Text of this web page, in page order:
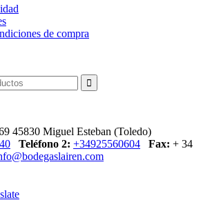
de compra
45830 Miguel Esteban (Toledo)
Teléfono 2: +34925560604 Fax: + 34